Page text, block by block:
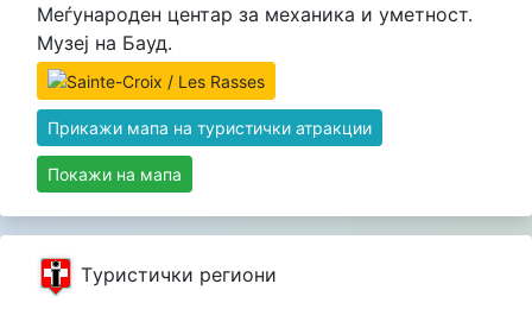
Меѓународен центар за механика и уметност.
Музеј на Бауд.
Прикажи мапа на туристички атракции
Покажи на мапа
Tуристички региони